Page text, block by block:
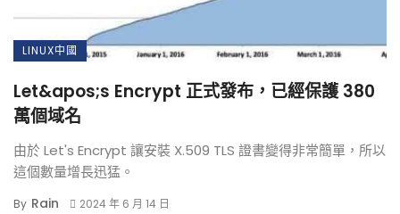
LINUX中國
Let&apos;s Encrypt 正式發布，已經保護 380
萬個域名
由於 Let's Encrypt 讓安裝 X.509 TLS 證書變得非常簡單，所以
這個數量增長迅猛。
By Rain 2024 年 6 月 14 日